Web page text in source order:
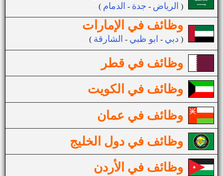
( الرياض - جدة - الدمام )
وظائف في الإمارات
( دبي - ابو ظبي - الشارقة )
وظائف في قطر
وظائف في الكويت
وظائف في عمان
وظائف في دول الخليج
وظائف في الأردن